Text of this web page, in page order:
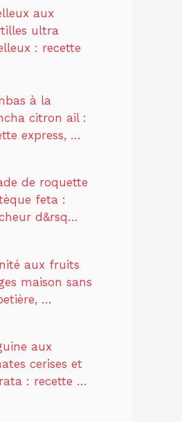
aux
ultra
: recette
à la
citron ail :
express, …
de roquette
feta :
d&rsq…
aux fruits
maison sans
…
aux
cerises et
: recette …